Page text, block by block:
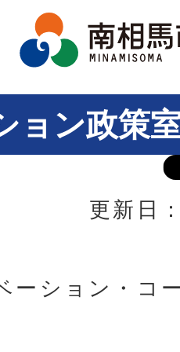
ョン政策
更新日
ーション・コ